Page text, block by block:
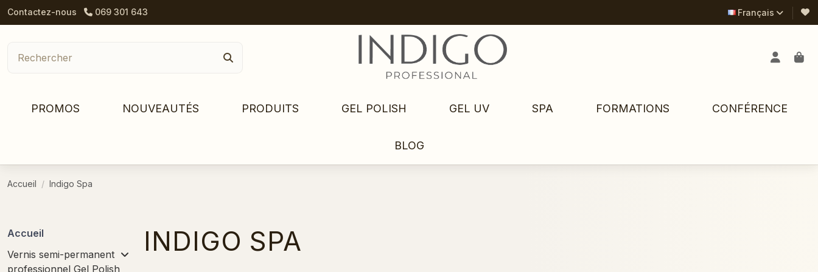
Contactez-nous 069 301 643 Français
PROMOS NOUVEAUTÉS PRODUITS GEL POLISH GEL UV SPA FORMATIONS CONFÉRENCE
BLOG
Accueil Indigo Spa
INDIGO SPA
Accueil
Vernis semi-permanent
professionnel Gel Polish